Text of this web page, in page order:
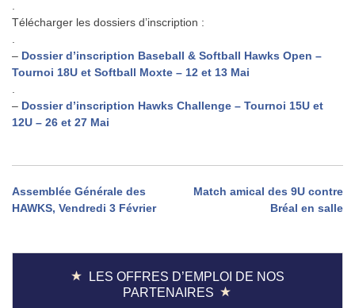
Télécharger les dossiers d’inscription :
– Dossier d’inscription Baseball & Softball Hawks Open –
Tournoi 18U et Softball Moxte – 12 et 13 Mai
– Dossier d’inscription Hawks Challenge – Tournoi 15U et
12U – 26 et 27 Mai
Navigation
l’article
Assemblée Générale des
HAWKS, Vendredi 3 Février
Match amical des 9U contre
Bréal en salle
LES OFFRES D’EMPLOI DE NOS
PARTENAIRES